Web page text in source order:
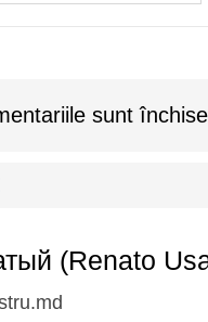
sunt închise
(Renato